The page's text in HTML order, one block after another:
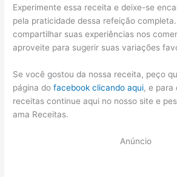
Experimente essa receita e deixe-se
pela praticidade dessa refeição
compartilhar suas experiências nos
aproveite para sugerir suas variações
Se você gostou da nossa receita, peço
página dofacebook clicando aqui, e para
receitas continue aqui no nosso site e
ama Receitas.
Anúncio